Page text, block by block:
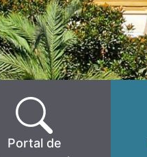
Portal de